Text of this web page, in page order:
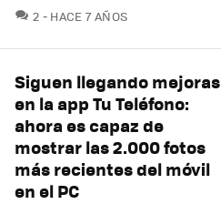
2 COMENTARIOS
HACE 7 AÑOS
Siguen llegando mejoras
en la app Tu Teléfono:
ahora es capaz de
mostrar las 2.000 fotos
más recientes del móvil
en el PC